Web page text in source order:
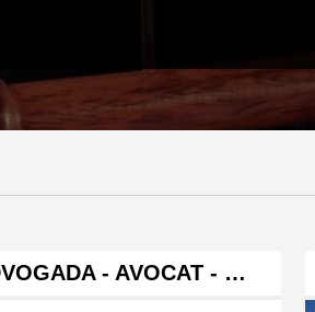
- AVOCAT - …